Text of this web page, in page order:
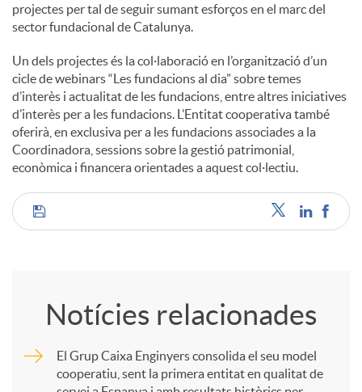
projectes per tal de seguir sumant esforços en el marc del
sector fundacional de Catalunya.
Un dels projectes és la col·laboració en l’organització d’un
cicle de webinars “Les fundacions al dia” sobre temes
d’interès i actualitat de les fundacions, entre altres iniciatives
d’interès per a les fundacions. L’Entitat cooperativa també
oferirà, en exclusiva per a les fundacions associades a la
Coordinadora, sessions sobre la gestió patrimonial,
econòmica i financera orientades a aquest col·lectiu.
C
Notícies relacionades
El Grup Caixa Enginyers consolida el seu model
cooperatiu, sent la primera entitat en qualitat de